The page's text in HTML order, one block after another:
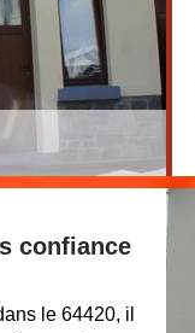
confiance
le 64420, il